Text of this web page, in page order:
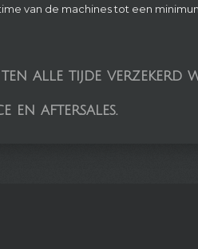
van de machines tot een
alle tijde verzekerd
en aftersales.